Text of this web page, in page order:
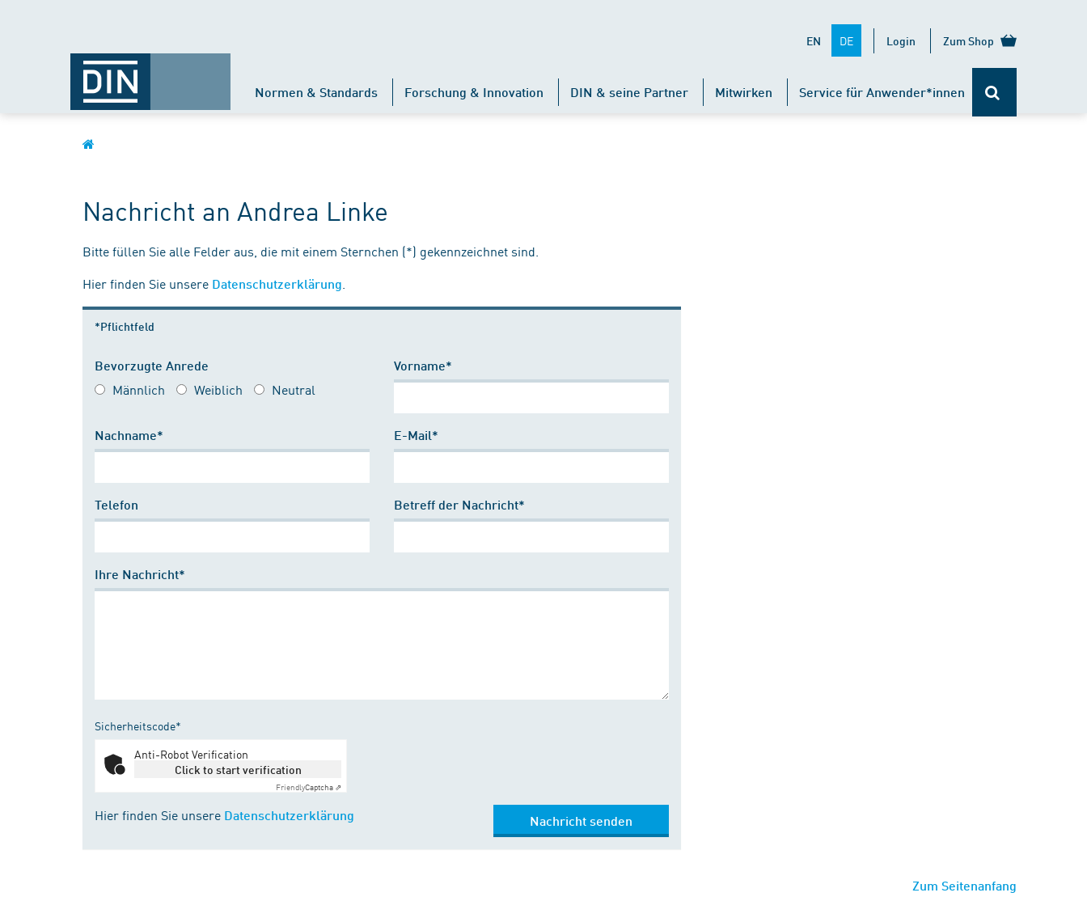
EN DE Login Zum Shop
Normen & Standards Forschung & Innovation DIN & seine Partner Mitwirken Service für Anwender*innen
Nachricht an Andrea Linke
Bitte füllen Sie alle Felder aus, die mit einem Sternchen (*) gekennzeichnet sind.
Hier finden Sie unsere Datenschutzerklärung
*Pflichtfeld
Bevorzugte Anrede
Männlich Weiblich Neutral
Vorname*
Nachname* E-Mail*
Telefon Betreff der Nachricht*
Ihre Nachricht*
Sicherheitscode*
Anti-Robot Verification
Click to start verification
FriendlyCaptcha ⇗
Hier finden Sie unsere Datenschutzerklärung Nachricht senden
Zum Seitenanfang